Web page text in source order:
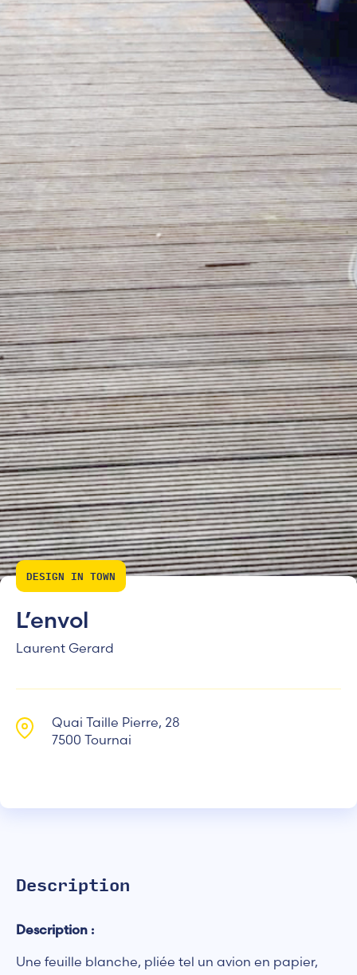
DESIGN IN TOWN
L’envol
Laurent Gerard
Quai Taille Pierre, 28
7500 Tournai
Description
Description :
Une feuille blanche, pliée tel un avion en papier,